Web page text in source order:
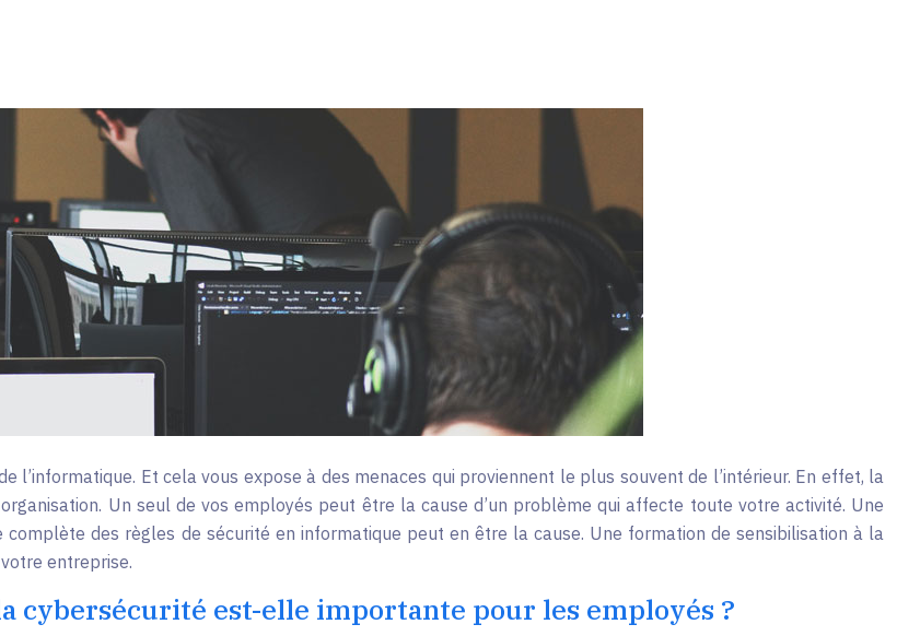
Et cela vous expose à des menaces qui proviennent le plus souvent de l’intérieur. En effet, la
Un seul de vos employés peut être la cause d’un problème qui affecte toute votre activité. Une
des règles de sécurité en informatique peut en être la cause. Une formation de sensibilisation à la
entreprise.
cybersécurité est-elle importante pour les employés ?